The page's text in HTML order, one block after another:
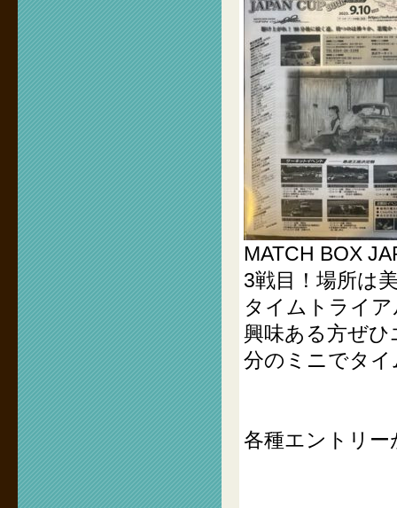
MATCH BOX
3戦目！場所は
タイムトライ
興味ある方ぜ
分のミニでタ
各種エントリ